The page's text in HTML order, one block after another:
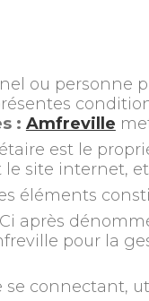
ou personne
: Amfreville
est le
site internet,
éléments
Ci après
pour la
se connectant,